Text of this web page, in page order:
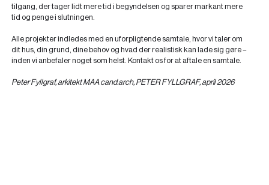
tilgang, der tager lidt mere tid i begyndelsen og sparer markant mere
tid og penge i slutningen.
Alle projekter indledes med en uforpligtende samtale, hvor vi taler om
dit hus, din grund, dine behov og hvad der realistisk kan lade sig gøre –
inden vi anbefaler noget som helst. Kontakt os for at aftale en samtale.
Peter Fyllgraf, arkitekt MAA cand.arch, PETER FYLLGRAF, april 2026